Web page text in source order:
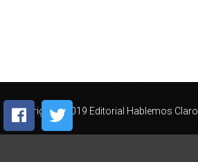
Copyright © 2019 Editorial Hablemos Claro.